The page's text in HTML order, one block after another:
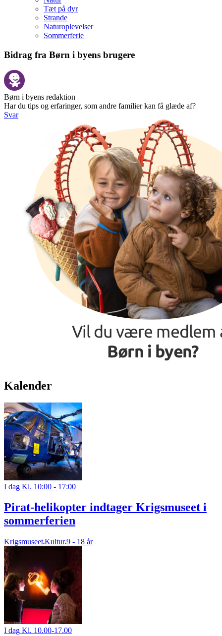
Tæt på dyr
Strande
Naturoplevelser
Sommerferie
Bidrag fra Børn i byens brugere
Børn i byens redaktion
Har du tips og erfaringer, som andre familier kan få glæde af?
Svar
Kalender
I dag Kl. 10:00 - 17:00
Pirat-helikopter indtager Krigsmuseet i
sommerferien
KrigsmuseetKultur9 - 18 år
I dag Kl. 10.00-17.00